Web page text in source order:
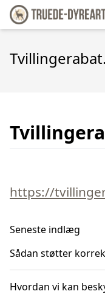
https://
Seneste indlæg
Sådan støtter
Hvordan vi kan